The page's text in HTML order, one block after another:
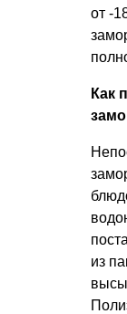
от -
Как
из